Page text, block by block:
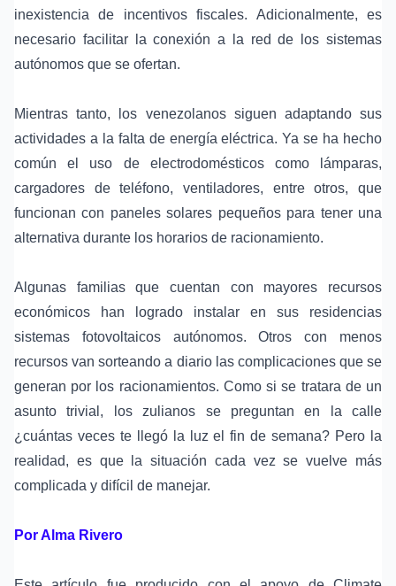
inexistencia de incentivos fiscales. Adicionalmente, es
necesario facilitar la conexión a la red de los sistemas
autónomos que se ofertan.
Mientras tanto, los venezolanos siguen adaptando sus
actividades a la falta de energía eléctrica. Ya se ha hecho
común el uso de electrodomésticos como lámparas,
cargadores de teléfono, ventiladores, entre otros, que
funcionan con paneles solares pequeños para tener una
alternativa durante los horarios de racionamiento.
Algunas familias que cuentan con mayores recursos
económicos han logrado instalar en sus residencias
sistemas fotovoltaicos autónomos. Otros con menos
recursos van sorteando a diario las complicaciones que se
generan por los racionamientos. Como si se tratara de un
asunto trivial, los zulianos se preguntan en la calle
¿cuántas veces te llegó la luz el fin de semana? Pero la
realidad, es que la situación cada vez se vuelve más
complicada y difícil de manejar.
Por Alma Rivero